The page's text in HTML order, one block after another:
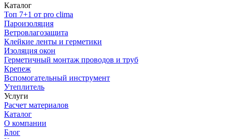
Каталог
Топ 7+1 от pro clima
Пароизоляция
Ветровлагозащита
Клейкие ленты и герметики
Изоляция окон
Герметичный монтаж проводов и труб
Крепеж
Вспомогательный инструмент
Утеплитель
Услуги
Расчет материалов
Каталог
О компании
Блог